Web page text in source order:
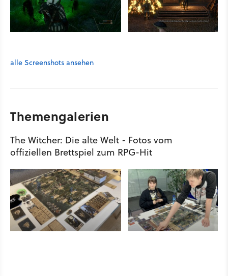
alle Screenshots ansehen
Themengalerien
The Witcher: Die alte Welt - Fotos vom
offiziellen Brettspiel zum RPG-Hit